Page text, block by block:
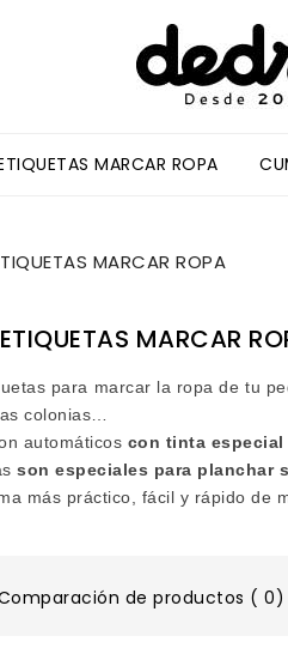
MARCAR ROPA
MARCAR ROPA
MARCAR
para marcar la ropa de tu
colonias…
automáticos con tinta especial
son especiales para planchar
más práctico, fácil y rápido de
de productos ( 0)